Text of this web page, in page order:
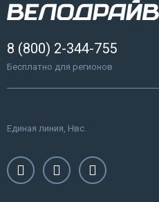
8 (800) 2-344-755
Бесплатно для регионов
Единая линия, Нвс.